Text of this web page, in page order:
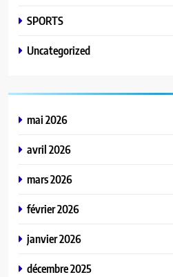
SPORTS
Uncategorized
mai 2026
avril 2026
mars 2026
février 2026
janvier 2026
décembre 2025